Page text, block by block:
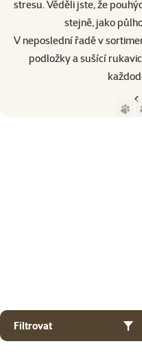
stresu. Věděli jste, že
stejně, jako
V neposlední řadě v
podložky a sušící
Filtrovat